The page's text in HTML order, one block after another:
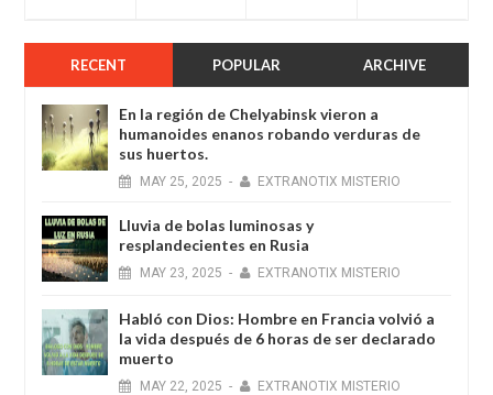
RECENT POPULAR ARCHIVE
En la región de Chelyabinsk vieron a
humanoides enanos robando verduras de
sus huertos.
MAY 25, 2025 - EXTRANOTIX MISTERIO
Lluvia de bolas luminosas y
resplandecientes en Rusia
MAY 23, 2025 - EXTRANOTIX MISTERIO
Habló con Dios: Hombre en Francia volvió a
la vida después de 6 horas de ser declarado
muerto
MAY 22, 2025 - EXTRANOTIX MISTERIO